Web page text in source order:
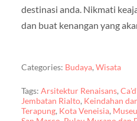
destinasi anda. Nikmati
dan buat kenangan yang
Categories: Budaya, Wisata
Tags: Arsitektur Renaisans,
Jembatan Rialto, Keindahan
Terapung, Kota Veneisia,